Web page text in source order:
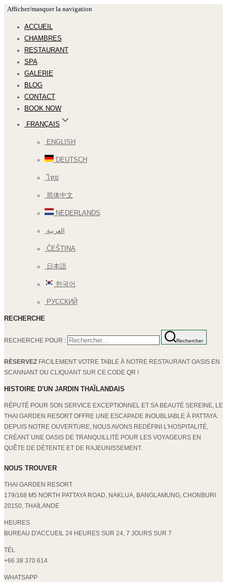
Afficher/masquer la navigation
ACCUEIL
CHAMBRES
RESTAURANT
SPA
GALERIE
BLOG
CONTACT
BOOK NOW
FRANÇAIS
ENGLISH
DEUTSCH
ไทย
简体中文
NEDERLANDS
العربية
ČEŠTINA
日本語
한국어
РУССКИЙ
RECHERCHE
RECHERCHE POUR : Rechercher
RÉSERVEZ FACILEMENT VOTRE TABLE À NOTRE RESTAURANT OASIS EN
SCANNANT OU CLIQUANT SUR CE CODE QR !
HISTOIRE D'UN JARDIN THAÏLANDAIS
RÉPUTÉ POUR SON SERVICE EXCEPTIONNEL ET SA BEAUTÉ SEREINE, LE
THAI GARDEN RESORT OFFRE UNE ESCAPADE INOUBLIABLE À PATTAYA.
DEPUIS NOTRE OUVERTURE, NOUS AVONS REDÉFINI L'HOSPITALITÉ,
CRÉANT UNE OASIS DE TRANQUILLITÉ POUR LES VOYAGEURS EN
QUÊTE DE DÉTENTE ET DE RAJEUNISSEMENT.
NOUS TROUVER
THAI GARDEN RESORT
179/168 M5 NORTH PATTAYA ROAD, NAKLUA, BANGLAMUNG, CHONBURI
20150, THAÏLANDE
HEURES
BUREAU D'ACCUEIL 24 HEURES SUR 24, 7 JOURS SUR 7
TÉL
+66 38 370 614
WHATSAPP